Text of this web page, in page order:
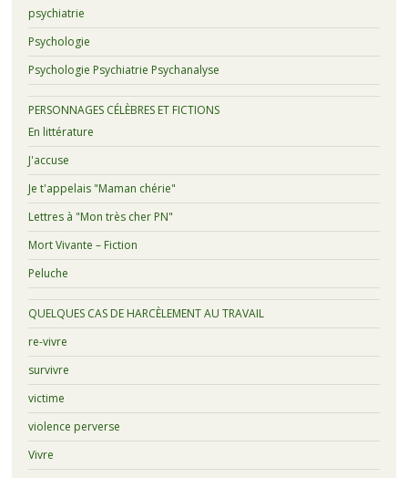
psychiatrie
Psychologie
Psychologie Psychiatrie Psychanalyse
PERSONNAGES CÉLÈBRES ET FICTIONS
En littérature
J'accuse
Je t'appelais "Maman chérie"
Lettres à "Mon très cher PN"
Mort Vivante – Fiction
Peluche
QUELQUES CAS DE HARCÈLEMENT AU TRAVAIL
re-vivre
survivre
victime
violence perverse
Vivre